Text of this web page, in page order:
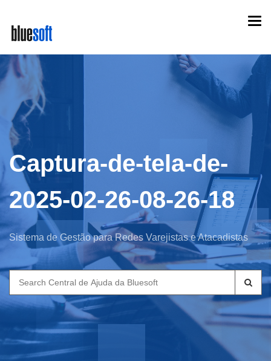
main
content
Captura-de-tela-de-
2025-02-26-08-26-18
Sistema de Gestão para Redes Varejistas e Atacadistas
Search
for: